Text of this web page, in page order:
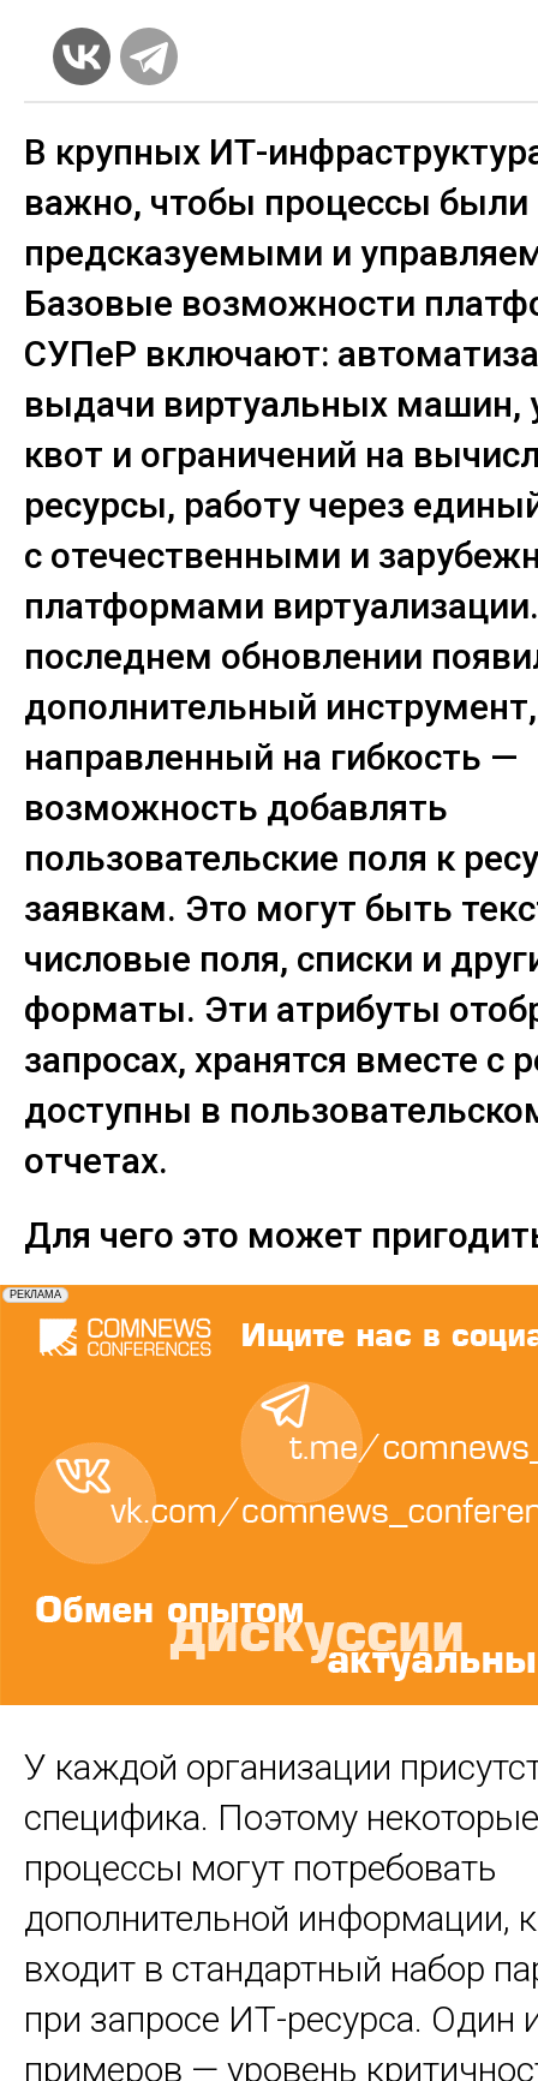
В крупных ИТ-
важно, чтобы процессы были
предсказуемыми и
Базовые возможности
СУПеР включают:
выдачи виртуальных машин,
квот и ограничений на
ресурсы, работу через
с отечественными и
платформами
последнем обновлении
дополнительный инструмент,
направленный на гибкость —
возможность добавлять
пользовательские поля к
заявкам. Это могут быть
числовые поля, списки и
форматы. Эти атрибуты
запросах, хранятся вместе с
доступны в
отчетах.
Для чего это может
У каждой организации
специфика. Поэтому
процессы могут потребовать
дополнительной информации,
входит в стандартный набор
при запросе ИТ-ресурса. Один
примеров — уровень